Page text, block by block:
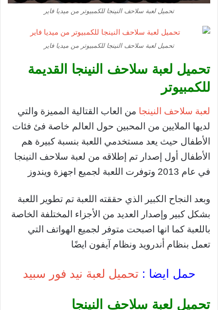
تحميل لعبة سلاحف النينجا للكمبيوتر من ميديا فاير
تحميل لعبة سلاحف النينجا للكمبيوتر من ميديا فاير
تحميل لعبة سلاحف النينجا القديمة
للكمبيوتر
لعبة سلاحف النينجا من العاب القتالية المميزة والتي
لديها الملايين من المحبين حول العالم خاصة فئ فئات
الأطفال حيث يعد مستخدمي اللعبة بنسبة كبيرة هم
الأطفال أول إصدار تم إطلاقه من لعبة سلاحف النينجا
في عام 2013 وتوفرت اللعبة لجميع اجهزة ويندوز
وبعد النجاح الكبير الذي حققته اللعبة تم تطوير اللعبة
بشكل كبير وإصدار العديد من الأجزاء المختلفة الخاصة
باللعبة كما انها اصبحت متوفر لجميع الهواتف التي
تعمل بنظام أندرويد ونظام آيفون ايضًا
حمل ايضا : تحميل لعبة نيد فور سبيد
تحميل لعبة سلاحف النينجا